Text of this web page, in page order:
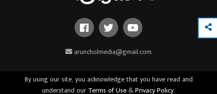
aruncholmedia@gmail.com
By using our site, you acknowledge that you have read and
understand our Terms of Use&Privacy Policy.